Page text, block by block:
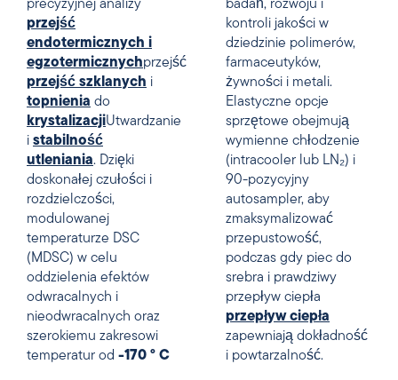
precyzyjnej analizy
przejść
endotermicznych i
egzotermicznychprzejść
przejść szklanych i
topnienia do
krystalizacjiUtwardzanie
i stabilność
utleniania. Dzięki
doskonałej czułości i
rozdzielczości,
modulowanej
temperaturze DSC
(MDSC) w celu
oddzielenia efektów
odwracalnych i
nieodwracalnych oraz
szerokiemu zakresowi
temperatur od -170 ° C
badań, rozwoju i
kontroli jakości w
dziedzinie polimerów,
farmaceutyków,
żywności i metali.
Elastyczne opcje
sprzętowe obejmują
wymienne chłodzenie
(intracooler lub LN₂) i
90-pozycyjny
autosampler, aby
zmaksymalizować
przepustowość,
podczas gdy piec do
srebra i prawdziwy
przepływ ciepła
przepływ ciepła
zapewniają dokładność
i powtarzalność.